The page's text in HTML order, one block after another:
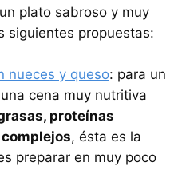
plato sabroso y muy
siguientes propuestas:
nueces y queso: para un
cena muy nutritiva
proteínas
, ésta es la
preparar en muy poco